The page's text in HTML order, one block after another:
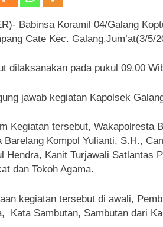
Babinsa Koramil 04/Galang
Cate Kec. Galang.Jum’at(3/5/
dilaksanakan pada pukul 09.00
jawab kegiatan Kapolsek
Kegiatan tersebut, Wakapolresta
Barelang Kompol Yulianti, S.H.,
Hendra, Kanit Turjawali Satlantas
dan Tokoh Agama.
kegiatan tersebut di awali,
Kata Sambutan, Sambutan dari